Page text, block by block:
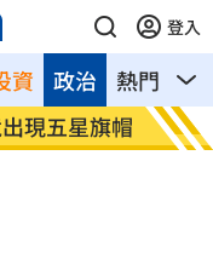
登入
資 熱門 影
政治
現五星旗帽 林萱